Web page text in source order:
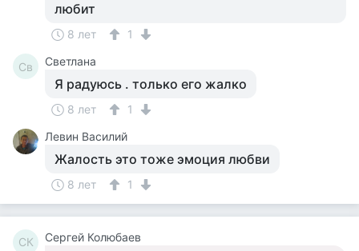
любит
8 лет 1
Св Светлана
Я радуюсь . только его жалко
8 лет
1
Левин Василий
Жалость это тоже эмоция любви
8 лет 1
СК Сергей Колюбаев